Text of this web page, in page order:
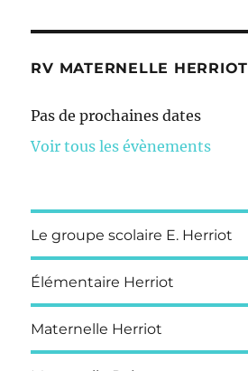
RV MATERNELLE HERRIOT
Pas de prochaines dates
Voir tous les évènements
Le groupe scolaire E. Herriot
Élémentaire Herriot
Maternelle Herriot